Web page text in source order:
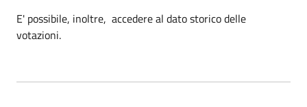
E' possibile, inoltre, accedere al dato storico delle
votazioni.